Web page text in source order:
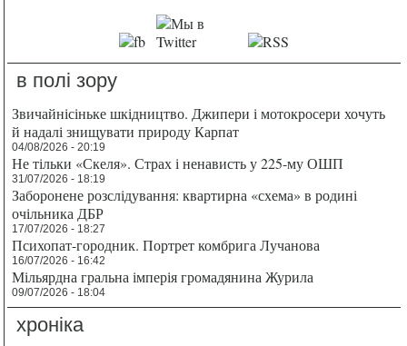
в полі зору
Звичайнісіньке шкідництво. Джипери і мотокросери хочуть
й надалі знищувати природу Карпат
04/08/2026 - 20:19
Не тільки «Скеля». Страх і ненависть у 225-му ОШП
31/07/2026 - 18:19
Заборонене розслідування: квартирна «схема» в родині
очільника ДБР
17/07/2026 - 18:27
Психопат-городник. Портрет комбрига Лучанова
16/07/2026 - 16:42
Мільярдна гральна імперія громадянина Журила
09/07/2026 - 18:04
хроніка